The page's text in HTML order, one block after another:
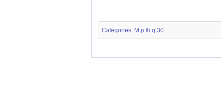
Categories: M.p.th.q.30